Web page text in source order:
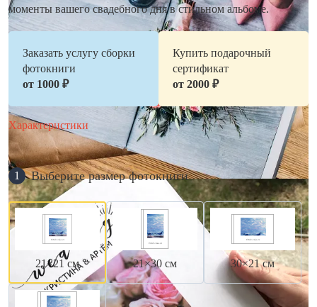
моменты вашего свадебного дня в стильном альбоме.
Заказать услугу сборки
фотокниги
от 1000 ₽
Купить подарочный
сертификат
от 2000 ₽
Характеристики
1 Выберите размер фотокниги
21×21 см 21×30 см 30×21 см